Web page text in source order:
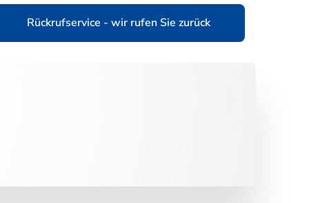
Rückrufservice - wir rufen Sie zurück